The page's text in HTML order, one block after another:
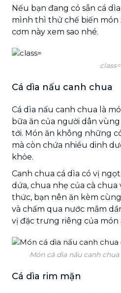
Nếu bạn đang có sẵn cá
mình thì thử chế biến món
cơm này xem sao nhé.
class=
Cá dìa nấu canh chua
Cá dìa nấu canh chua là
bữa ăn của người dân
tới. Món ăn không những
mà còn chứa nhiều dinh
khỏe.
Canh chua cá dìa có vị
dứa, chua nhẹ của cà chua
thức, bạn nên ăn kèm
và chấm qua nước mắm
vị đặc trưng riêng của món
Món cá dìa nấu canh
Cá dìa rim mặn